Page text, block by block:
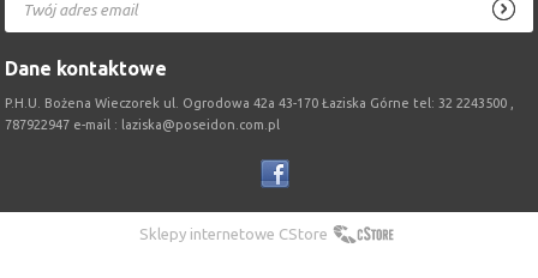
Dane kontaktowe
P.H.U. Bożena Wieczorek ul. Ogrodowa 42a 43-170 Łaziska Górne tel: 32 2243500 ,
787922947 e-mail : laziska@poseidon.com.pl
Sklepy internetowe CStore